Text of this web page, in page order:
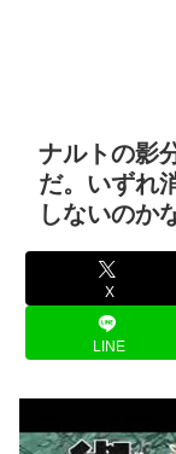
ナルトの影
だ。いずれ
しないのか
X
LINE